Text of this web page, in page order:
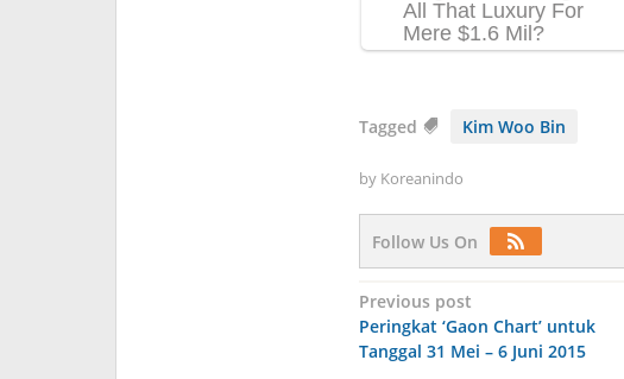
Tagged Kim Woo Bin
by Koreanindo
Follow Us On
Post
navigation
Previous post
Peringkat ‘Gaon Chart’ untuk
Tanggal 31 Mei – 6 Juni 2015